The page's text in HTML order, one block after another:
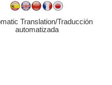
Translation/Traducción
automatizada